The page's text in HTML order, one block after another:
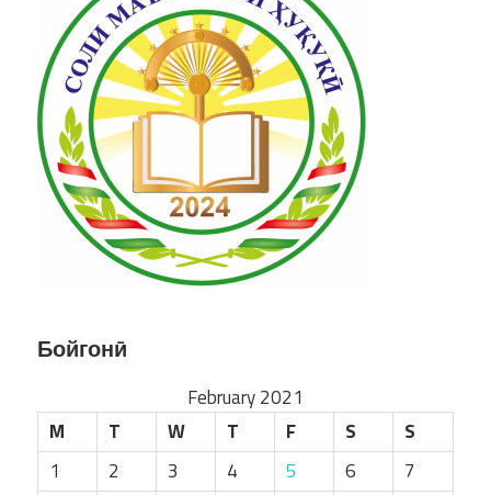
Бойгонӣ
February 2021
M
T W T F S
S
1
2 3 4 5 6
7